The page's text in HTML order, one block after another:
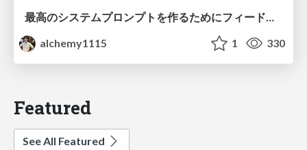
最高のシステムプロンプトを作るためにフィードバック機能を導入した話
alchemy1115
1 330
Featured
See All Featured